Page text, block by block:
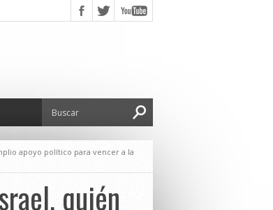
apoyo político para vencer a la
quién